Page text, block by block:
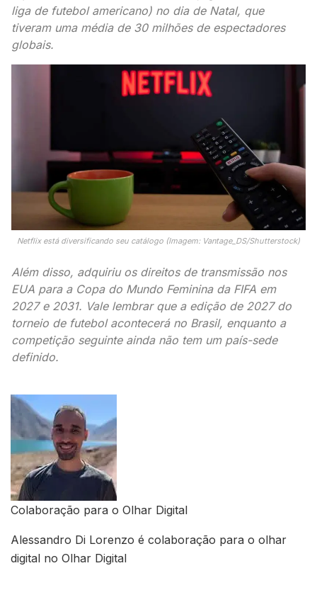
liga de futebol americano) no dia de Natal, que
tiveram uma média de 30 milhões de espectadores
globais.
Netflix está diversificando seu catálogo (Imagem: Vantage_DS/Shutterstock)
Além disso, adquiriu os direitos de transmissão nos
EUA para a Copa do Mundo Feminina da FIFA em
2027 e 2031. Vale lembrar que a edição de 2027 do
torneio de futebol acontecerá no Brasil, enquanto a
competição seguinte ainda não tem um país-sede
definido.
Colaboração para o Olhar Digital
Alessandro Di Lorenzo é colaboração para o olhar
digital no Olhar Digital